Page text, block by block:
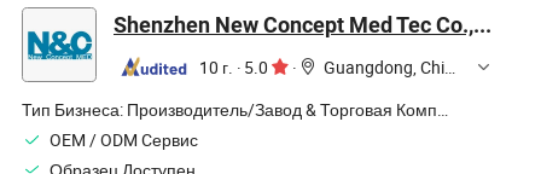
НИЧУ,
оборудование для
педиатрической
респираторной
Shenzhen New Concept Med Tec Co., Ltd.
10 г. · 5.0 ·
Guangdong, China
Тип Бизнеса:
Производитель/Завод & Торговая Компания
OEM / ODM Cервис